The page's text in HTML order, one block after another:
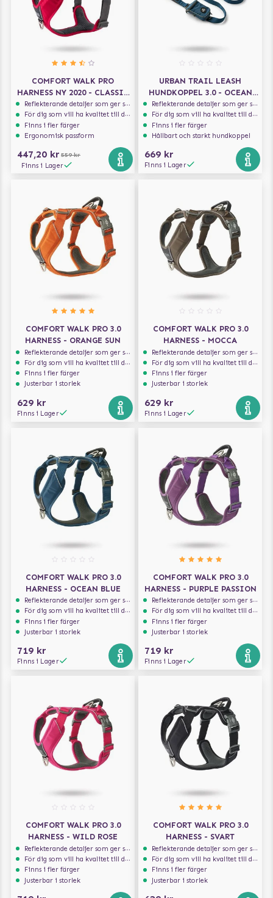
COMFORT WALK PRO
HARNESS NY 2020 - CLASSIC
RED
Reflekterande detaljer som ger synlighet i svagt ljus
För dig som vill ha kvalitet till din hund!
Finns i fler färger
Ergonomisk passform
447,20 kr 559 kr
Finns i Lager
URBAN TRAIL LEASH
HUNDKOPPEL 3.0 - OCEAN
BLUE
Reflekterande detaljer som ger synlighet i svagt ljus
För dig som vill ha kvalitet till din hund!
Finns i fler färger
Hållbart och starkt hundkoppel
669 kr
Finns i Lager
COMFORT WALK PRO 3.0
HARNESS - ORANGE SUN
Reflekterande detaljer som ger synlighet i svagt ljus
För dig som vill ha kvalitet till din hund!
Finns i fler färger
Justerbar i storlek
629 kr
Finns i Lager
COMFORT WALK PRO 3.0
HARNESS - MOCCA
Reflekterande detaljer som ger synlighet i svagt ljus
För dig som vill ha kvalitet till din hund!
Finns i fler färger
Justerbar i storlek
629 kr
Finns i Lager
COMFORT WALK PRO 3.0
HARNESS - OCEAN BLUE
Reflekterande detaljer som ger synlighet i svagt ljus
För dig som vill ha kvalitet till din hund!
Finns i fler färger
Justerbar i storlek
719 kr
Finns i Lager
COMFORT WALK PRO 3.0
HARNESS - PURPLE PASSION
Reflekterande detaljer som ger synlighet i svagt ljus
För dig som vill ha kvalitet till din hund!
Finns i fler färger
Justerbar i storlek
719 kr
Finns i Lager
COMFORT WALK PRO 3.0
HARNESS - WILD ROSE
Reflekterande detaljer som ger synlighet i svagt ljus
För dig som vill ha kvalitet till din hund!
Finns i fler färger
Justerbar i storlek
COMFORT WALK PRO 3.0
HARNESS - SVART
Reflekterande detaljer som ger synlighet i svagt ljus
För dig som vill ha kvalitet till din hund!
Finns i fler färger
Justerbar i storlek